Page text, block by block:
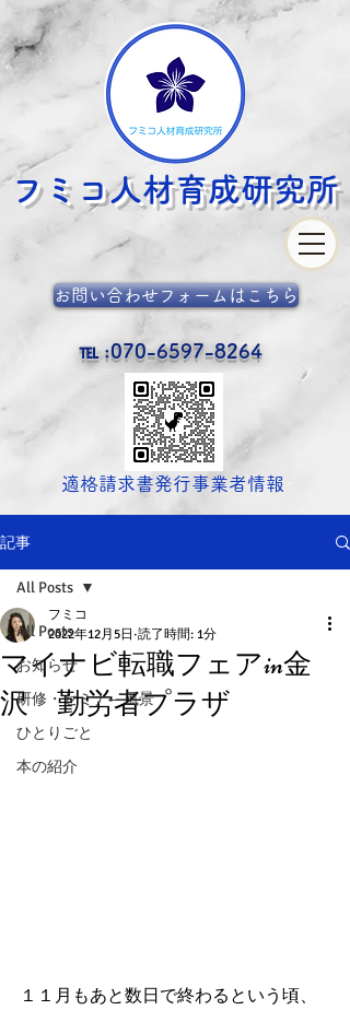
℡ :070-6597-8264
フミコ人材育成研究所
​適格請求書発行事業者情報
お問い合わせフォームはこちら
記事
All Posts
お知らせ
研修・セミナ―風景
ひとりごと
本の紹介
All Posts
マイナビ転職フェアin金
沢 勤労者プラザ
フミコ
2022年12月5日 読了時間: 1分
１１月もあと数日で終わるという頃、